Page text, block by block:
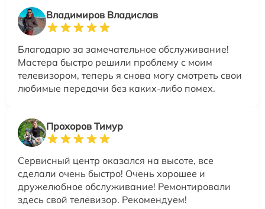
Владимиров Владислав
Благодарю за замечательное обслуживание!
Мастера быстро решили проблему с моим
телевизором, теперь я снова могу смотреть свои
любимые передачи без каких-либо помех.
Прохоров Тимур
Сервисный центр оказался на высоте, все
сделали очень быстро! Очень хорошее и
дружелюбное обслуживание! Ремонтировали
здесь свой телевизор. Рекомендуем!